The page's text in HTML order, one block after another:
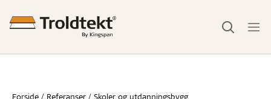
Forside Referanser Skoler og utdanningsbygg